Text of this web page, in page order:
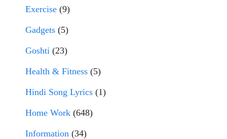
Exercise (9)
Gadgets (5)
Goshti (23)
Health & Fitness (5)
Hindi Song Lyrics (1)
Home Work (648)
Information (34)